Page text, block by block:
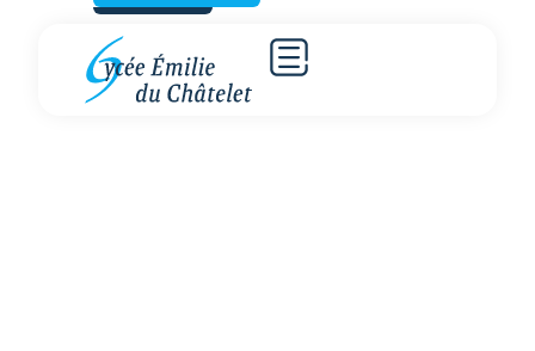
La vie au lycée
Émilie du Châtelet